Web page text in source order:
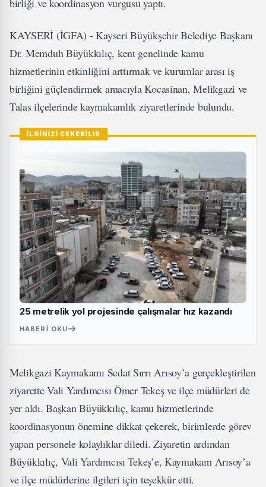
birliği ve koordinasyon vurgusu yaptı.
KAYSERİ (İGFA) - Kayseri Büyükşehir Belediye Başkanı
Dr. Memduh Büyükkılıç, kent genelinde kamu
hizmetlerinin etkinliğini arttırmak ve kurumlar arası iş
birliğini güçlendirmek amacıyla Kocasinan, Melikgazi ve
Talas ilçelerinde kaymakamlık ziyaretlerinde bulundu.
İLGİNİZİ ÇEKEBİLİR
25 metrelik yol projesinde çalışmalar hız kazandı
HABERI OKU
Melikgazi Kaymakamı Sedat Sırrı Arısoy’a gerçekleştirilen
ziyarette Vali Yardımcısı Ömer Tekeş ve ilçe müdürleri de
yer aldı. Başkan Büyükkılıç, kamu hizmetlerinde
koordinasyonun önemine dikkat çekerek, birimlerde görev
yapan personele kolaylıklar diledi. Ziyaretin ardından
Büyükkılıç, Vali Yardımcısı Tekeş’e, Kaymakam Arısoy’a
ve ilçe müdürlerine ilgileri için teşekkür etti.